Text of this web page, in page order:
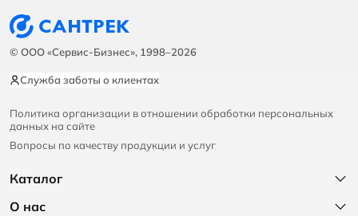
© ООО «Сервис-Бизнес», 1998–2026
Служба заботы о клиентах
Политика организации в отношении обработки персональных
данных на сайте
Вопросы по качеству продукции и услуг
Каталог
О нас